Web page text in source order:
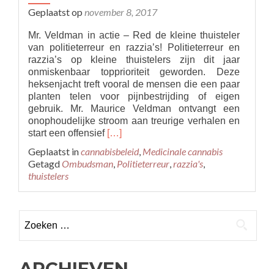
Geplaatst op november 8, 2017
Mr. Veldman in actie – Red de kleine thuisteler
van politieterreur en razzia’s! Politieterreur en
razzia’s op kleine thuistelers zijn dit jaar
onmiskenbaar topprioriteit geworden. Deze
heksenjacht treft vooral de mensen die een paar
planten telen voor pijnbestrijding of eigen
gebruik. Mr. Maurice Veldman ontvangt een
onophoudelijke stroom aan treurige verhalen en
start een offensief Read
about
Mr.
in
de
thuisteler
[…]
Geplaatst incannabisbeleid, Medicinale cannabis
GetagdOmbudsman, Politieterreur,razzia's,
thuistelers
naar: